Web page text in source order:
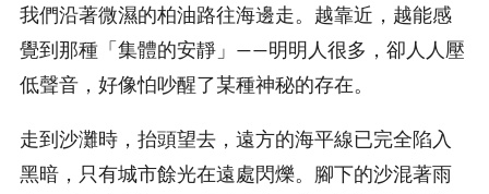
我們沿著微濕的柏油路往海邊走。越靠近，越能感
覺到那種「集體的安靜」——明明人很多，卻人人壓
低聲音，好像怕吵醒了某種神秘的存在。
走到沙灘時，抬頭望去，遠方的海平線已完全陷入
黑暗，只有城市餘光在遠處閃爍。腳下的沙混著雨